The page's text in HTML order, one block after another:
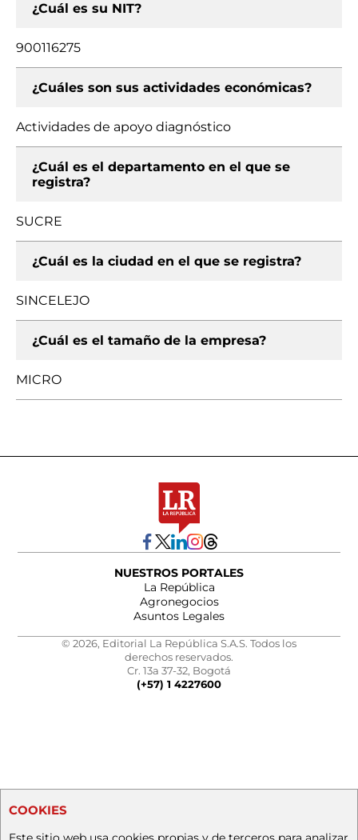
¿Cuál es su NIT?
900116275
¿Cuáles son sus actividades económicas?
Actividades de apoyo diagnóstico
¿Cuál es el departamento en el que se
registra?
SUCRE
¿Cuál es la ciudad en el que se registra?
SINCELEJO
¿Cuál es el tamaño de la empresa?
MICRO
NUESTROS PORTALES
La República
Agronegocios
Asuntos Legales
© 2026, Editorial La República S.A.S. Todos los
derechos reservados.
Cr. 13a 37-32, Bogotá
(+57) 1 4227600
COOKIES